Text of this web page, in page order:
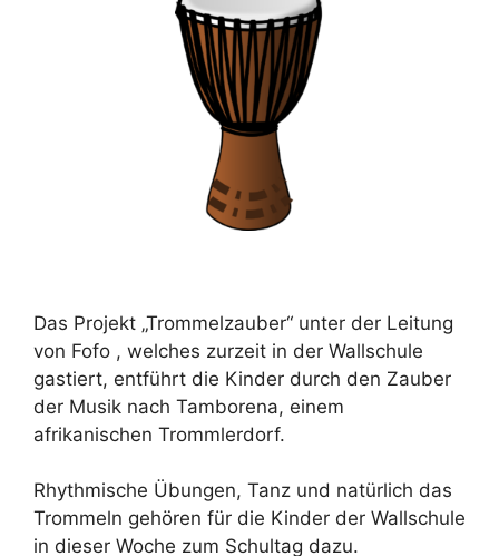
Das Projekt „Trommelzauber“ unter der Leitung
von Fofo , welches zurzeit in der Wallschule
gastiert, entführt die Kinder durch den Zauber
der Musik nach Tamborena, einem
afrikanischen Trommlerdorf.
Rhythmische Übungen, Tanz und natürlich das
Trommeln gehören für die Kinder der Wallschule
in dieser Woche zum Schultag dazu.